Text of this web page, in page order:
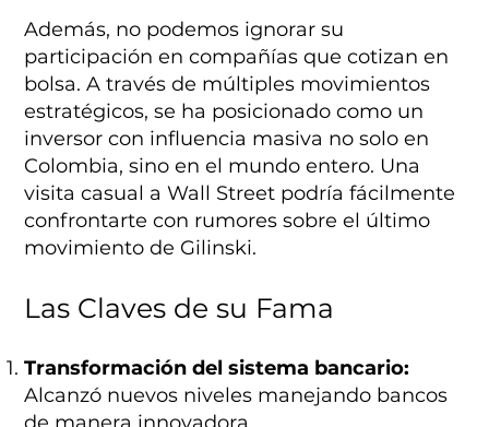
Además, no podemos ignorar su
participación en compañías que cotizan en
bolsa. A través de múltiples movimientos
estratégicos, se ha posicionado como un
inversor con influencia masiva no solo en
Colombia, sino en el mundo entero. Una
visita casual a Wall Street podría fácilmente
confrontarte con rumores sobre el último
movimiento de Gilinski.
Las Claves de su Fama
Transformación del sistema bancario:
Alcanzó nuevos niveles manejando bancos